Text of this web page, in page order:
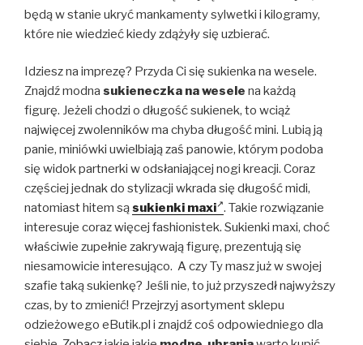
będą w stanie ukryć mankamenty sylwetki i kilogramy,
które nie wiedzieć kiedy zdążyły się uzbierać.
Idziesz na imprezę? Przyda Ci się sukienka na wesele.
Znajdź modna sukieneczka na wesele na każdą
figurę. Jeżeli chodzi o długość sukienek, to wciąż
najwięcej zwolenników ma chyba długość mini. Lubią ją
panie, miniówki uwielbiają zaś panowie, którym podoba
się widok partnerki w odsłaniającej nogi kreacji. Coraz
częściej jednak do stylizacji wkrada się długość midi,
natomiast hitem sąsukienki maxi . Takie rozwiązanie
interesuje coraz więcej fashionistek. Sukienki maxi, choć
właściwie zupełnie zakrywają figurę, prezentują się
niesamowicie interesująco. A czy Ty masz już w swojej
szafie taką sukienkę? Jeśli nie, to już przyszedł najwyższy
czas, by to zmienić! Przejrzyj asortyment sklepu
odzieżowego eButik.pl i znajdź coś odpowiedniego dla